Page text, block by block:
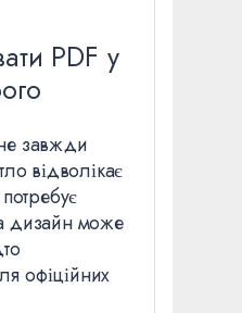
PDF у
завжди
відволікає
дизайн може
офіційних